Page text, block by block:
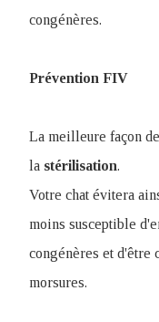
congénères.
Prévention FIV
La meilleure façon
la stérilisation.
Votre chat évitera
moins susceptible
congénères et d'être
morsures.